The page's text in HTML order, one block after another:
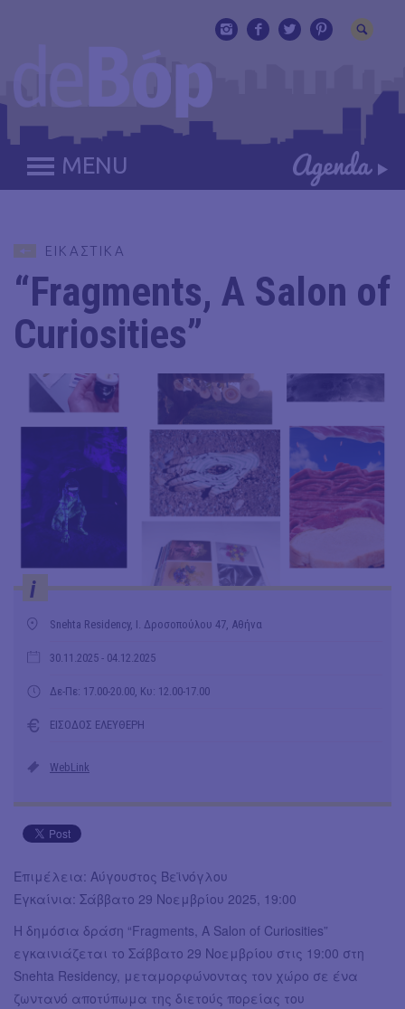
MENU
ΕΙΚΑΣΤΙΚΑ
“Fragments, A Salon of
Curiosities”
i
Snehta Residency, Ι. Δροσοπούλου 47, Αθήνα
30.11.2025 - 04.12.2025
Δε-Πε: 17.00-20.00, Κυ: 12.00-17.00
ΕΙΣΟΔΟΣ ΕΛΕΥΘΕΡΗ
WebLink
Επιμέλεια: Αύγουστος Βεϊνόγλου
Εγκαίνια: Σάββατο 29 Νοεμβρίου 2025, 19:00
Η δημόσια δράση “Fragments, A Salon of Curiosities”
εγκαινιάζεται το Σάββατο 29 Νοεμβρίου στις 19:00 στη
Snehta Residency, μεταμορφώνοντας τον χώρο σε ένα
ζωντανό αποτύπωμα της διετούς πορείας του